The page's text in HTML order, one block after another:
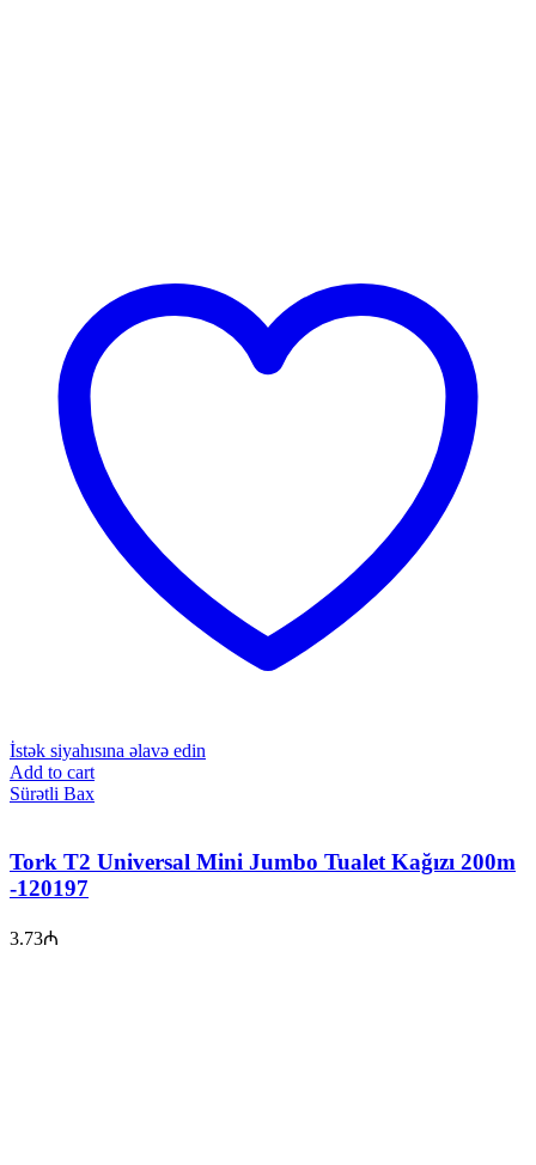
İstək siyahısına əlavə edin
Add to cart
Sürətli Bax
Tork T2 Universal Mini Jumbo Tualet Kağızı 200m
-120197
3.73₼